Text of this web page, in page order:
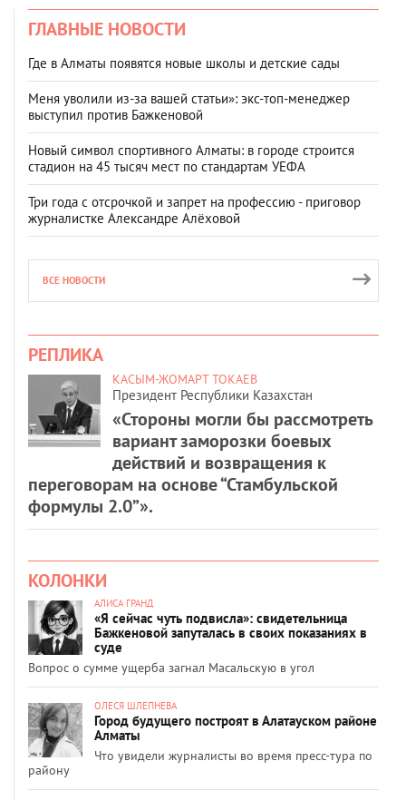
ГЛАВНЫЕ НОВОСТИ
Где в Алматы появятся новые школы и детские сады
Меня уволили из-за вашей статьи»: экс-топ-менеджер
выступил против Бажкеновой
Новый символ спортивного Алматы: в городе строится
стадион на 45 тысяч мест по стандартам УЕФА
Три года с отсрочкой и запрет на профессию - приговор
журналистке Александре Алёховой
ВСЕ НОВОСТИ
РЕПЛИКА
КАСЫМ-ЖОМАРТ ТОКАЕВ
Президент Республики Казахстан
«Стороны могли бы рассмотреть
вариант заморозки боевых
действий и возвращения к
переговорам на основе “Стамбульской
формулы 2.0”».
КОЛОНКИ
АЛИСА ГРАНД
«Я сейчас чуть подвисла»: свидетельница
Бажкеновой запуталась в своих показаниях в
суде
Вопрос о сумме ущерба загнал Масальскую в угол
ОЛЕСЯ ШЛЕПНЕВА
Город будущего построят в Алатауском районе
Алматы
Что увидели журналисты во время пресс-тура по
району